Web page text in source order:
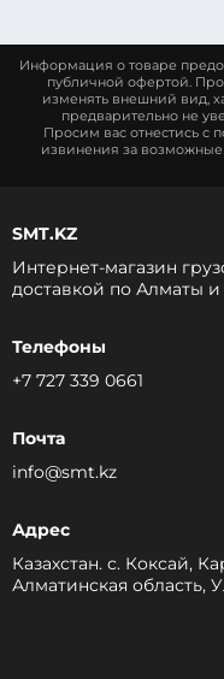
Информация о товаре
публичной офертой.
изменять внешний вид,
предварительно не
Просим вас отнестись с
извинения за
SMT.KZ
Интернет-магазин
доставкой по Алматы и
Телефоны
+7 727 339 0661
Почта
info@smt.kz
Адрес
Казахстан. с. Коксай,
Алматинская область,